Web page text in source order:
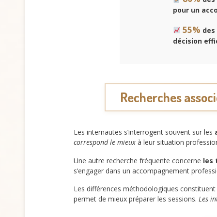
pour un
55%
décision
Recherches
Les internautes s’interrogent souvent sur les
correspond le mieux à leur situation
Une autre recherche fréquente concerne les
s’engager dans un accompagnement
Les différences méthodologiques
permet de mieux préparer les sessions. Les